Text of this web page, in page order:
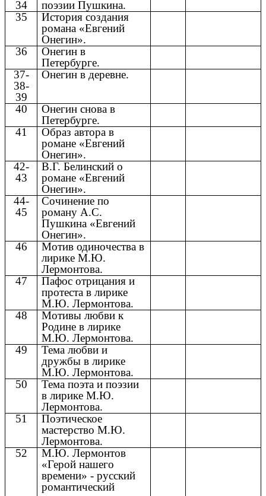
34
поэзии Пушкина.
35
История создания
романа «Евгений
Онегин».
36
Онегин в
Петербурге.
37-
38-
39
Онегин в деревне.
40
Онегин снова в
Петербурге.
41
Образ автора в
романе «Евгений
Онегин».
42-
43
В.Г. Белинский о
романе «Евгений
Онегин».
44-
45
Сочинение по
роману А.С.
Пушкина «Евгений
Онегин».
46
Мотив одиночества в
лирике М.Ю.
Лермонтова.
47
Пафос отрицания и
протеста в лирике
М.Ю. Лермонтова.
48
Мотивы любви к
Родине в лирике
М.Ю. Лермонтова.
49
Тема любви и
дружбы в лирике
М.Ю. Лермонтова.
50
Тема поэта и поэзии
в лирике М.Ю.
Лермонтова.
51
Поэтическое
мастерство М.Ю.
Лермонтова.
52
М.Ю. Лермонтов
«Герой нашего
времени» - русский
романтический